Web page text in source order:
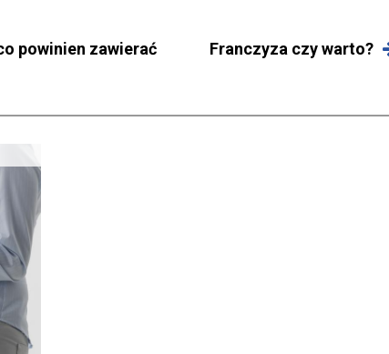
powinien zawierać Franczyza czy warto?